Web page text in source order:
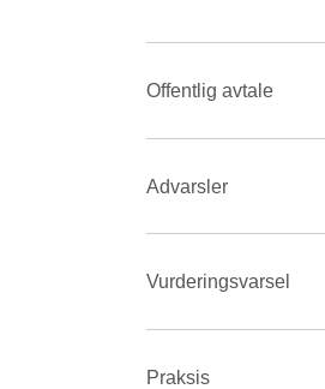
Offentlig avtale
Advarsler
Vurderings­varsel
Praksis